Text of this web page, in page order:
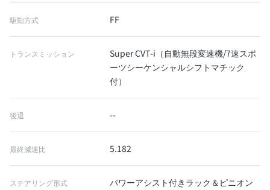
駆動方式 FF
トランスミッション
Super CVT-i（自動無段変速機/7速スポ
ーツシーケンシャルシフトマチック
付）
後退 --
最終減速比 5.182
ステアリング形式 パワーアシスト付きラック＆ピニオン